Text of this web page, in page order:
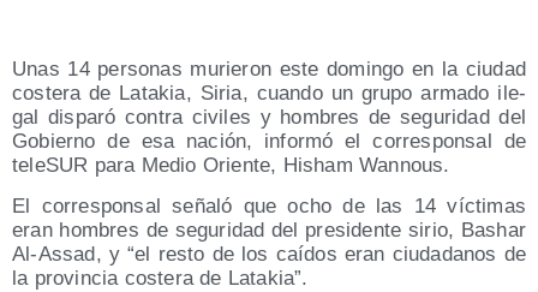
Unas 14 per­so­nas murie­ron este domin­go en la ciu­dad
cos­te­ra de Lata­kia, Siria, cuan­do un gru­po arma­do ile­
gal dis­pa­ró con­tra civi­les y hom­bres de segu­ri­dad del
Gobierno de esa nación, infor­mó el corres­pon­sal de
tele­SUR para Medio Orien­te, Hisham Wannous.
El corres­pon­sal seña­ló que ocho de las 14 víc­ti­mas
eran hom­bres de segu­ri­dad del pre­si­den­te sirio, Bashar
Al-Assad, y “el res­to de los caí­dos eran ciu­da­da­nos de
la pro­vin­cia cos­te­ra de Latakia”.